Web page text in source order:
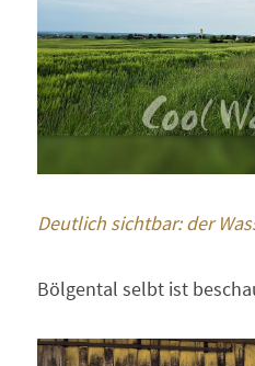
Deutlich sichtbar: der
Bölgental selbt ist